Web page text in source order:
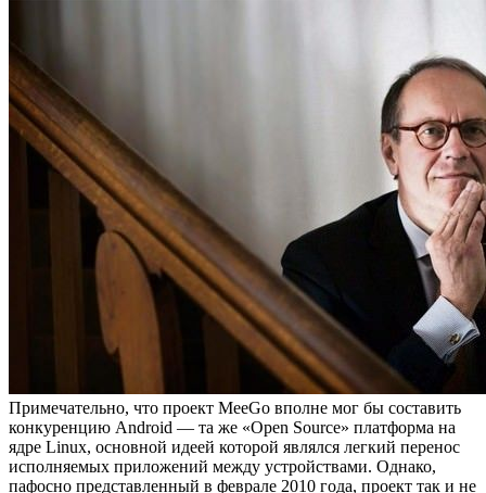
Примечательно, что проект MeeGo вполне мог бы составить
конкуренцию Android — та же «Open Source» платформа на
ядре Linux, основной идеей которой являлся легкий перенос
исполняемых приложений между устройствами. Однако,
пафосно представленный в феврале 2010 года, проект так и не